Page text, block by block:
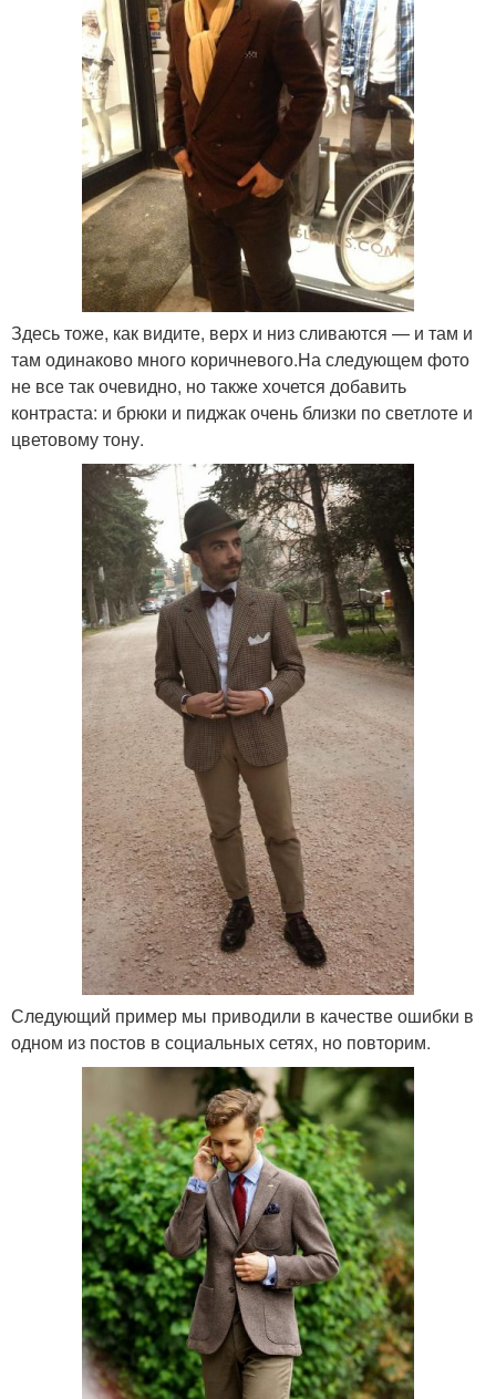
Здесь тоже, как видите, верх и низ сливаются — и там и
там одинаково много коричневого.На следующем фото
не все так очевидно, но также хочется добавить
контраста: и брюки и пиджак очень близки по светлоте и
цветовому тону.
Следующий пример мы приводили в качестве ошибки в
одном из постов в социальных сетях, но повторим.